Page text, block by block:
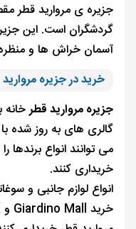
جزیره ی مروارید قطر
گردشگران است. این
آسمان خراش ها و
خرید در جزیره
جزیره مروارید قطرخانه
گالری های به روز شده
می توانند انواع برندها
خریداری کنند.
انواع لوازم جانبی و